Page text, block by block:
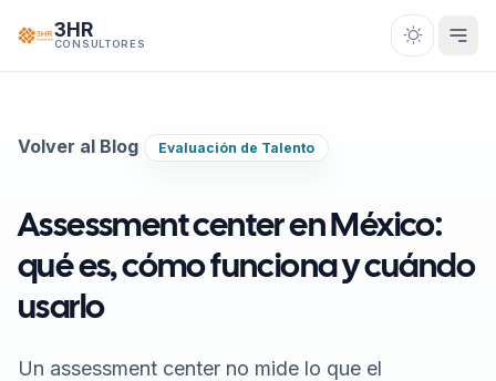
3HR
CONSULTORES
Volver al Blog Evaluación de Talento
Assessment center en México:
qué es, cómo funciona y cuándo
usarlo
Un assessment center no mide lo que el